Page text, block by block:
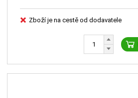
Zboží je na cestě od dodavatele